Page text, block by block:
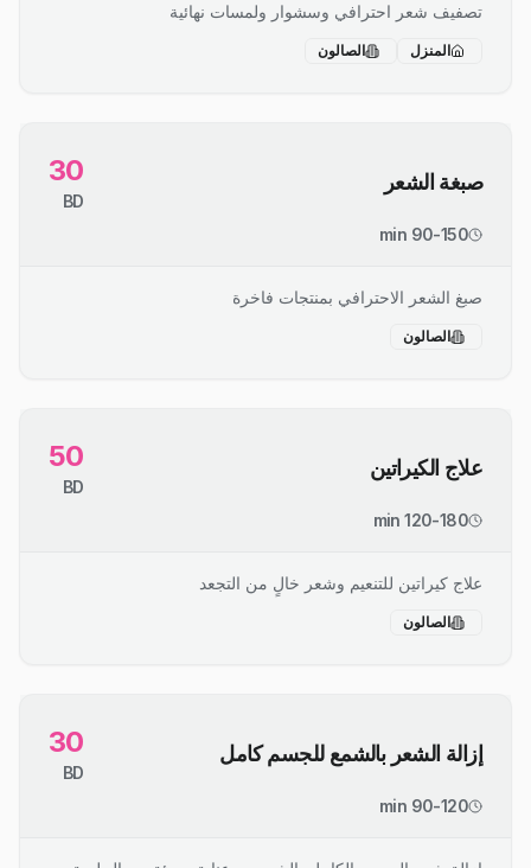
تصفيف شعر احترافي وسشوار ولمسات نهائية
المنزل الصالون
صبغة الشعر 30
BD
90-150 min
صبغ الشعر الاحترافي بمنتجات فاخرة
الصالون
علاج الكيراتين 50
BD
120-180 min
علاج كيراتين للتنعيم وشعر خالٍ من التجعد
الصالون
إزالة الشعر بالشمع للجسم كامل 30
BD
90-120 min